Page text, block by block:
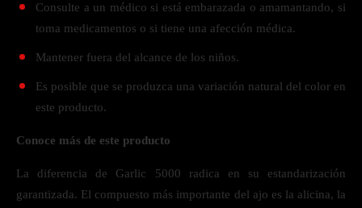
Consulte a un médico si está embarazada o amamantando, si
toma medicamentos o si tiene una afección médica.
Mantener fuera del alcance de los niños.
Es posible que se produzca una variación natural del color en
este producto.
Conoce más de este producto
La diferencia de Garlic 5000 radica en su estandarización
garantizada. El compuesto más importante del ajo es la alicina, la